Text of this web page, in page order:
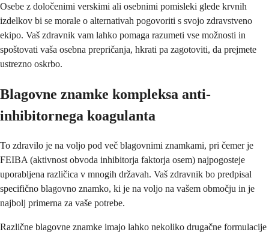
Osebe z določenimi verskimi ali osebnimi pomisleki glede krvnih
izdelkov bi se morale o alternativah pogovoriti s svojo zdravstveno
ekipo. Vaš zdravnik vam lahko pomaga razumeti vse možnosti in
spoštovati vaša osebna prepričanja, hkrati pa zagotoviti, da prejmete
ustrezno oskrbo.
Blagovne znamke kompleksa anti-
inhibitornega koagulanta
To zdravilo je na voljo pod več blagovnimi znamkami, pri čemer je
FEIBA (aktivnost obvoda inhibitorja faktorja osem) najpogosteje
uporabljena različica v mnogih državah. Vaš zdravnik bo predpisal
specifično blagovno znamko, ki je na voljo na vašem območju in je
najbolj primerna za vaše potrebe.
Različne blagovne znamke imajo lahko nekoliko drugačne formulacije